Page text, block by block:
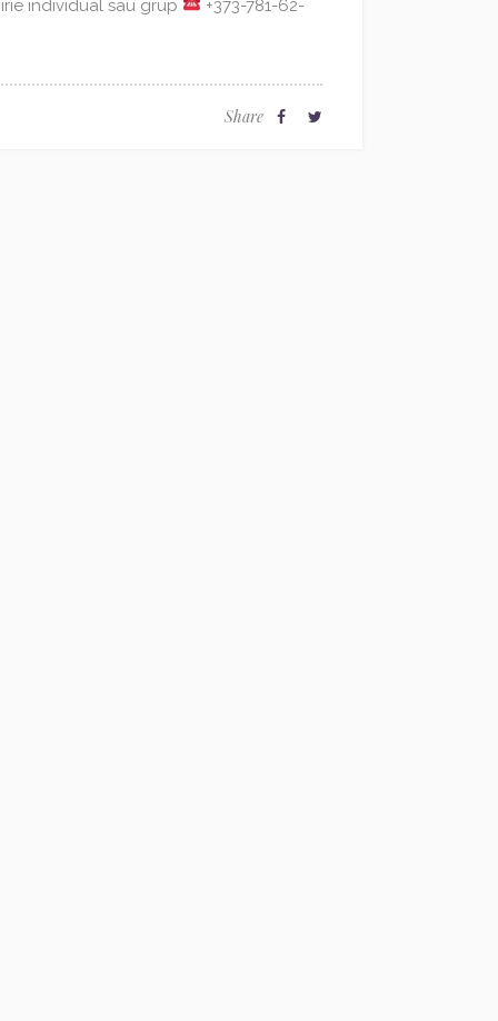
individual sau grup +373-781-62-
Share